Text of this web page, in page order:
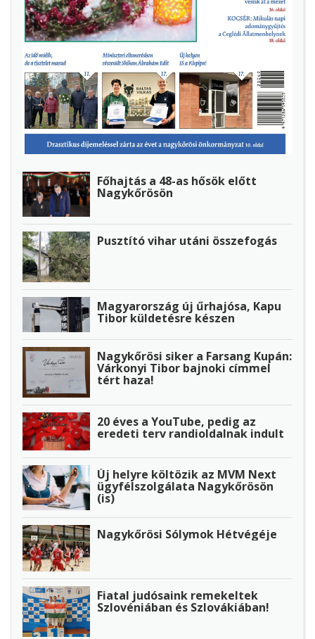
Főhajtás a 48-as hősök előtt
Nagykőrösön
Pusztító vihar utáni összefogás
Magyarország új űrhajósa, Kapu
Tibor küldetésre készen
Nagykőrösi siker a Farsang Kupán:
Várkonyi Tibor bajnoki címmel
tért haza!
20 éves a YouTube, pedig az
eredeti terv randioldalnak indult
Új helyre költözik az MVM Next
ügyfélszolgálata Nagykőrösön
(is)
Nagykőrösi Sólymok Hétvégéje
Fiatal judósaink remekeltek
Szlovéniában és Szlovákiában!